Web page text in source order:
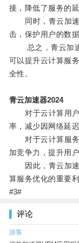
接，降低了服务的
同时，青云加速
击，保护用户的数据
总之，青云加速
可以提升云计算服
全性。
青云加速器2024
对于云计算用户
率，减少因网络延
对于云计算服务
加竞争力，提升用户
因此，青云加速
算服务优化的重要利
#3#
评论
游客